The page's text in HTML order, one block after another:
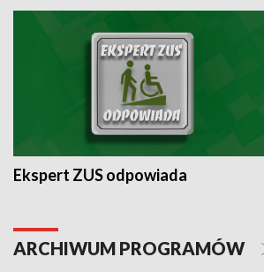
Ekspert ZUS odpowiada
ARCHIWUM PROGRAMÓW